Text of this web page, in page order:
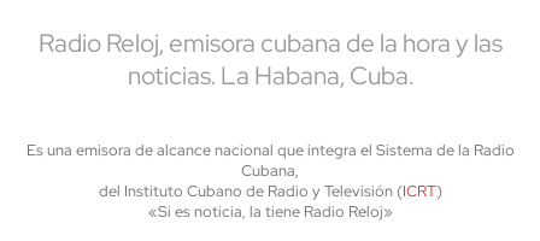
Radio Reloj, emisora cubana de la hora y las
noticias. La Habana, Cuba.
Es una emisora de alcance nacional que integra el Sistema de la Radio
Cubana,
del Instituto Cubano de Radio y Televisión (ICRT)
«Si es noticia, la tiene Radio Reloj»